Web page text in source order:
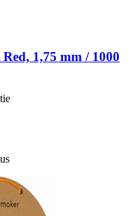
1,75 mm / 1000